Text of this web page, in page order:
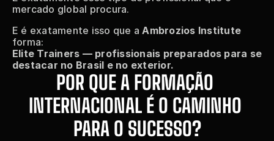
mercado global procura.
E é exatamente isso que a Ambrozios Institute
forma:
Elite Trainers — profissionais preparados para se
destacar no Brasil e no exterior.
POR QUE A FORMAÇÃO
INTERNACIONAL É O CAMINHO
PARA O SUCESSO?